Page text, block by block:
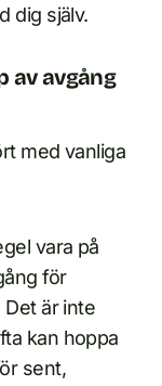
dig själv.
av avgång
med vanliga
vara på
för
är inte
kan hoppa
sent,